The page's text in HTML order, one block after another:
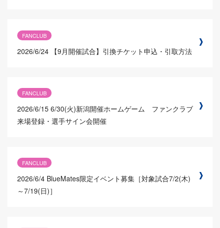
FANCLUB
2026/6/24 【9月開催試合】引換チケット申込・引取方法
FANCLUB
2026/6/15 6/30(火)新潟開催ホームゲーム ファンクラブ
来場登録・選手サイン会開催
FANCLUB
2026/6/4 BlueMates限定イベント募集［対象試合7/2(木)
～7/19(日)］